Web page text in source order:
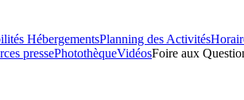
HébergementsPlanning des Activités
pressePhotothèqueVidéosFoire aux